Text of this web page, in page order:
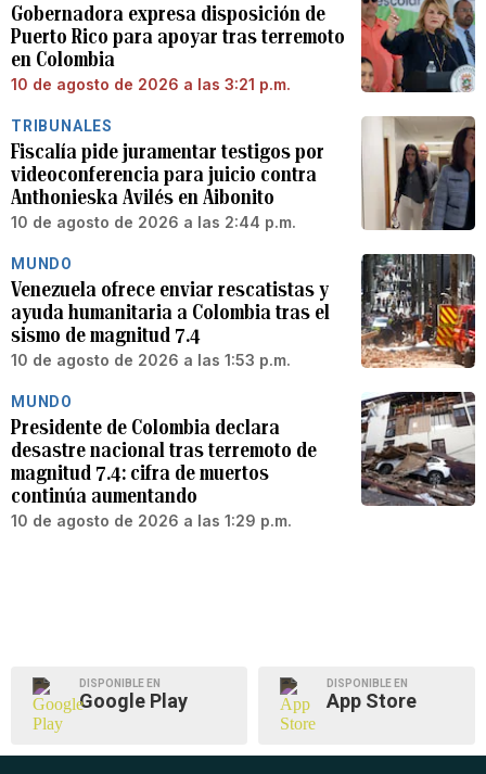
Gobernadora expresa disposición de
Puerto Rico para apoyar tras terremoto
en Colombia
10 de agosto de 2026 a las 3:21 p.m.
TRIBUNALES
Fiscalía pide juramentar testigos por
videoconferencia para juicio contra
Anthonieska Avilés en Aibonito
10 de agosto de 2026 a las 2:44 p.m.
MUNDO
Venezuela ofrece enviar rescatistas y
ayuda humanitaria a Colombia tras el
sismo de magnitud 7.4
10 de agosto de 2026 a las 1:53 p.m.
MUNDO
Presidente de Colombia declara
desastre nacional tras terremoto de
magnitud 7.4: cifra de muertos
continúa aumentando
10 de agosto de 2026 a las 1:29 p.m.
DISPONIBLE EN
Google Play
DISPONIBLE EN
App Store